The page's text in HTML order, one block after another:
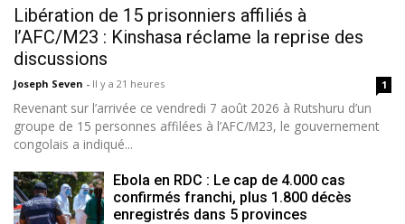
Libération de 15 prisonniers affiliés à
l’AFC/M23 : Kinshasa réclame la reprise des
discussions
Joseph Seven - Il y a 21 heures 1
Revenant sur l’arrivée ce vendredi 7 août 2026 à Rutshuru d’un
groupe de 15 personnes affilées à l’AFC/M23, le gouvernement
congolais a indiqué...
Ebola en RDC : Le cap de 4.000 cas
confirmés franchi, plus 1.800 décès
enregistrés dans 5 provinces